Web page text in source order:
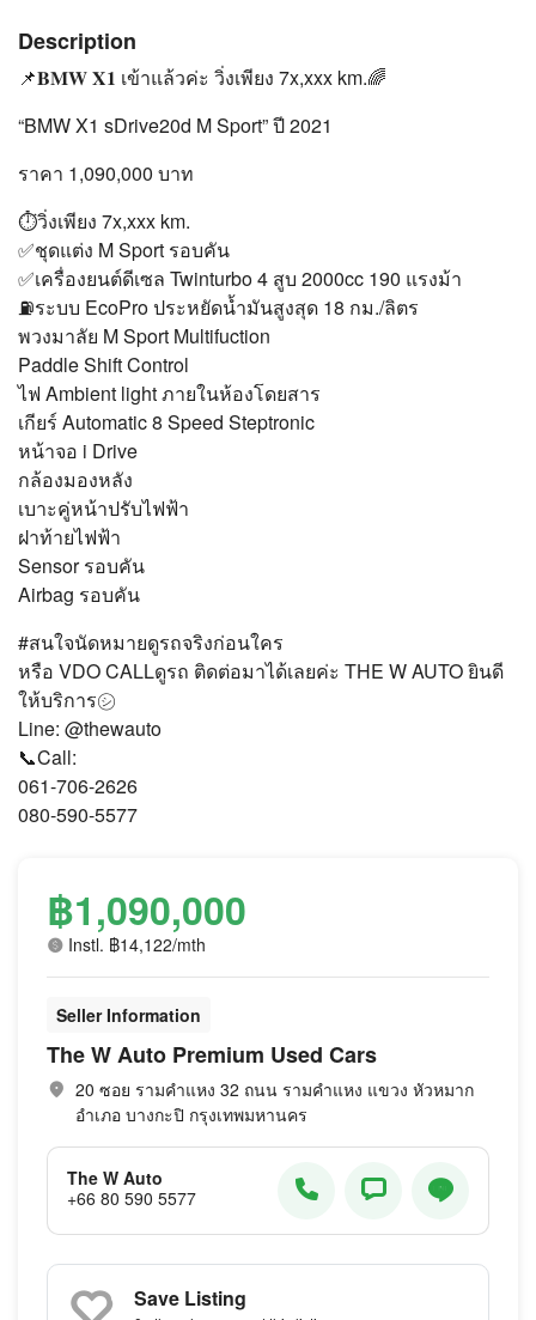
Description
📌𝐁𝐌𝐖 𝐗𝟏 เข้าแล้วค่ะ วิ่งเพียง 7x,xxx km.🌈
“BMW X1 sDrive20d M Sport” ปี 2021
ราคา 1,090,000 บาท
⏱วิ่งเพียง 7x,xxx km.
✅ชุดแต่ง M Sport รอบคัน
✅เครื่องยนต์ดีเซล Twinturbo 4 สูบ 2000cc 190 แรงม้า
⛽️ระบบ EcoPro ประหยัดน้ำมันสูงสุด 18 กม./ลิตร
พวงมาลัย M Sport Multifuction
Paddle Shift Control
ไฟ Ambient light ภายในห้องโดยสาร
เกียร์ Automatic 8 Speed Steptronic
หน้าจอ i Drive
กล้องมองหลัง
เบาะคู่หน้าปรับไฟฟ้า
ฝาท้ายไฟฟ้า
Sensor รอบคัน
Airbag รอบคัน
#สนใจนัดหมายดูรถจริงก่อนใคร
หรือ VDO CALLดูรถ ติดต่อมาได้เลยค่ะ THE W AUTO ยินดี
ให้บริการ㋛
Line: @thewauto
📞Call:
061-706-2626
080-590-5577
฿1,090,000
Instl. ฿14,122/mth
Seller Information
The W Auto Premium Used Cars
20 ซอย รามคำแหง 32 ถนน รามคำแหง แขวง หัวหมาก
อำเภอ บางกะปิ กรุงเทพมหานคร
The W Auto
+66 80 590 5577
Save Listing